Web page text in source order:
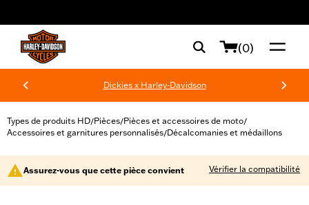
(0)
Dickies x Harley-Davidson
Types de produits HD/Pièces/Pièces et accessoires de moto/
Accessoires et garnitures personnalisés/Décalcomanies et médaillons
Assurez-vous que cette pièce convient Vérifier la compatibilité